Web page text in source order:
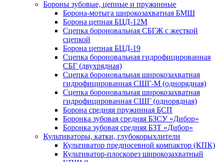
Бороны зубовые, цепные и пружинные
Борона-мотыга широкозахватная БМШ
Борона цепная БЦД-12М
Сцепка бороновальная СБГЖ с жесткой
сцепкой
Борона цепная БЦД-19
Сцепка бороновальная гидрофицированная
СБГ (двухрядная)
Сцепка бороновальная широкозахватная
гидрофицированная СШГ-М (однорядная)
Сцепка бороновальная широкозахватная
гидрофицированная СШГ (однорядная)
Борона средняя пружинная БСП
Боронка зубовая средняя БЗСУ «Дибор»
Боронка зубовая средняя БЗТ «Дибор»
Культиваторы, катки, глубокорыхлители
Культиватор предпосевной компактор (КПК)
Культиватор-плоскорез широкозахватный